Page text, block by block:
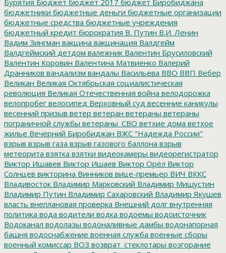
Бурятия Бюджет бюджет 2017 бюджет Биробиджана
бюджетники бюджетные деньги бюджетные организации
бюджетные средства бюджетные учреждения
бюджетный кредит бюрократия В. Путин В.И. Ленин
Вадим Зингман вакцина вакцинация Валдгейм
Валдгеймский детдом валежник Валентин Брусиловский
Валентин Коровин Валентина Матвиенко Валерий
Дранников вандализм вандалы Васильева ВВО ВВП Вебер
Великан Великая Октябрьская социалистическая
революция Великая Отечественная война велодорожка
велопробег велосипед Верховный суд весенние каникулы
весенний призыв ветер ветеран ветераны ветераны
пограничной службы ветераны_СВО ветхие дома ветхое
жилье Вечерний Биробиджан ВЖС "Надежда России"
взрыв взрыв газа взрыв газового баллона взрыв
метеорита взятка взятки видеокамеры видеорегистратор
Виктор Ишавев Виктор Ишаев Виктор Орёл Виктор
Солнцев викторина Винников вице-премьер ВИЧ ВККС
Владивосток Владимир Марковский Владимир Мишустин
Владимир Путин Владимир Сахаровский Владимир Якушев
власть внеплановая проверка Внешний долг внутренняя
политика вода водители водка водоемы водоисточник
Водоканал водолазы водоналивные дамбы водонапорная
башня водоснабжение военная служба военные сборы
военный комиссар ВОЗ возврат_стеклотары возгорание